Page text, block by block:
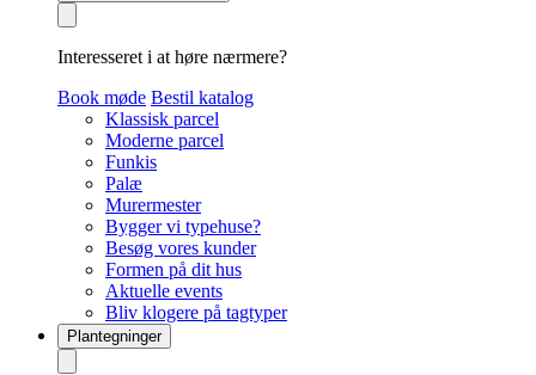
Interesseret i at høre nærmere?
Book møde Bestil katalog
Klassisk parcel
Moderne parcel
Funkis
Palæ
Murermester
Bygger vi typehuse?
Besøg vores kunder
Formen på dit hus
Aktuelle events
Bliv klogere på tagtyper
Plantegninger